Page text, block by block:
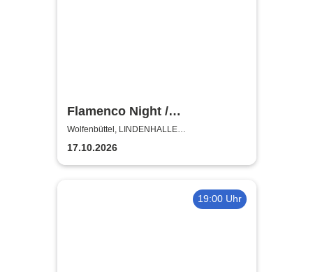
Flamenco Night /
Flamencomanía Tour 26/27 -
Deutschlands größte
Flamenco-Tournee
Wolfenbüttel, LINDENHALLE
WOLFENBÜTTEL
17.10.2026
19:00 Uhr